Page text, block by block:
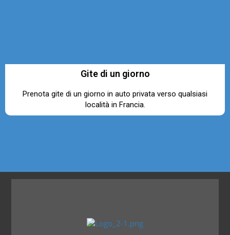
Gite di un giorno
Prenota gite di un giorno in auto privata verso qualsiasi
località in Francia.